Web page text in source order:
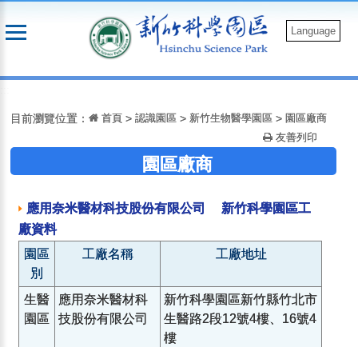
到
Language
目前瀏覽位置： 首頁 >認識園區 >新竹生物醫學園區 > 園區廠商
友善列印
園區廠商
應用奈米醫材科技股份有限公司 新竹科學園區工
廠資料
園區
別
工廠名稱 工廠地址
生醫
園區
應用奈米醫材科
技股份有限公司
新竹科學園區新竹縣竹北市
生醫路2段12號4樓、16號4
樓